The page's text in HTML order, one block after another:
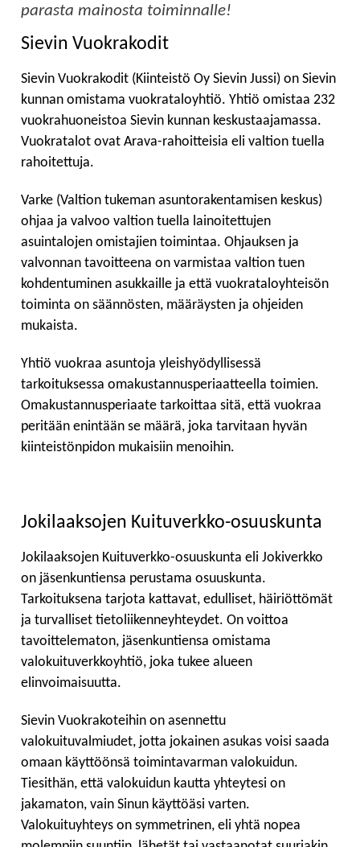
parasta mainosta toiminnalle!
Sievin Vuokrakodit
Sievin Vuokrakodit (Kiinteistö Oy Sievin Jussi) on Sievin
kunnan omistama vuokrataloyhtiö. Yhtiö omistaa 232
vuokrahuoneistoa Sievin kunnan keskustaajamassa.
Vuokratalot ovat Arava-rahoitteisia eli valtion tuella
rahoitettuja.
Varke (Valtion tukeman asuntorakentamisen keskus)
ohjaa ja valvoo valtion tuella lainoitettujen
asuintalojen omistajien toimintaa. Ohjauksen ja
valvonnan tavoitteena on varmistaa valtion tuen
kohdentuminen asukkaille ja että vuokrataloyhteisön
toiminta on säännösten, määräysten ja ohjeiden
mukaista.
Yhtiö vuokraa asuntoja yleishyödyllisessä
tarkoituksessa omakustannusperiaatteella toimien.
Omakustannusperiaate tarkoittaa sitä, että vuokraa
peritään enintään se määrä, joka tarvitaan hyvän
kiinteistönpidon mukaisiin menoihin.
Jokilaaksojen Kuituverkko-osuuskunta
Jokilaaksojen Kuituverkko-osuuskunta eli Jokiverkko
on jäsenkuntiensa perustama osuuskunta.
Tarkoituksena tarjota kattavat, edulliset, häiriöttömät
ja turvalliset tietoliikenneyhteydet. On voittoa
tavoittelematon, jäsenkuntiensa omistama
valokuituverkkoyhtiö, joka tukee alueen
elinvoimaisuutta.
Sievin Vuokrakoteihin on asennettu
valokuituvalmiudet, jotta jokainen asukas voisi saada
omaan käyttöönsä toimintavarman valokuidun.
Tiesithän, että valokuidun kautta yhteytesi on
jakamaton, vain Sinun käyttöäsi varten.
Valokuituyhteys on symmetrinen, eli yhtä nopea